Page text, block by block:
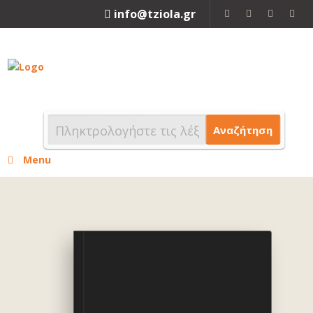
info@tziola.gr
Αναζήτηση
Menu